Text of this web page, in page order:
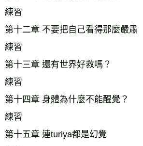
練習
第十二章 不要把自己看得那麼嚴肅
練習
第十三章 還有世界好救嗎？
練習
第十四章 身體為什麼不能醒覺？
練習
第十五章 連turiya都是幻覺